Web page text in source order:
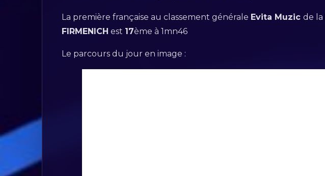
La première française au classement générale Evita Muzicde la
FIRMENICH est 17ème à 1mn46
Le parcours du jour en image :